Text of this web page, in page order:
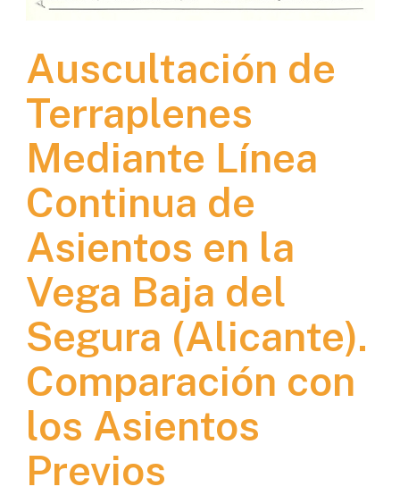
Auscultación de
Terraplenes
Mediante Línea
Continua de
Asientos en la
Vega Baja del
Segura (Alicante).
Comparación con
los Asientos
Previos